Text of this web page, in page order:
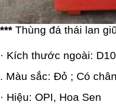
*** Thùng đá thái lan
· Kích thước ngoài:
. Màu sắc: Đỏ ; Có
· Hiệu: OPI, Hoa Sen